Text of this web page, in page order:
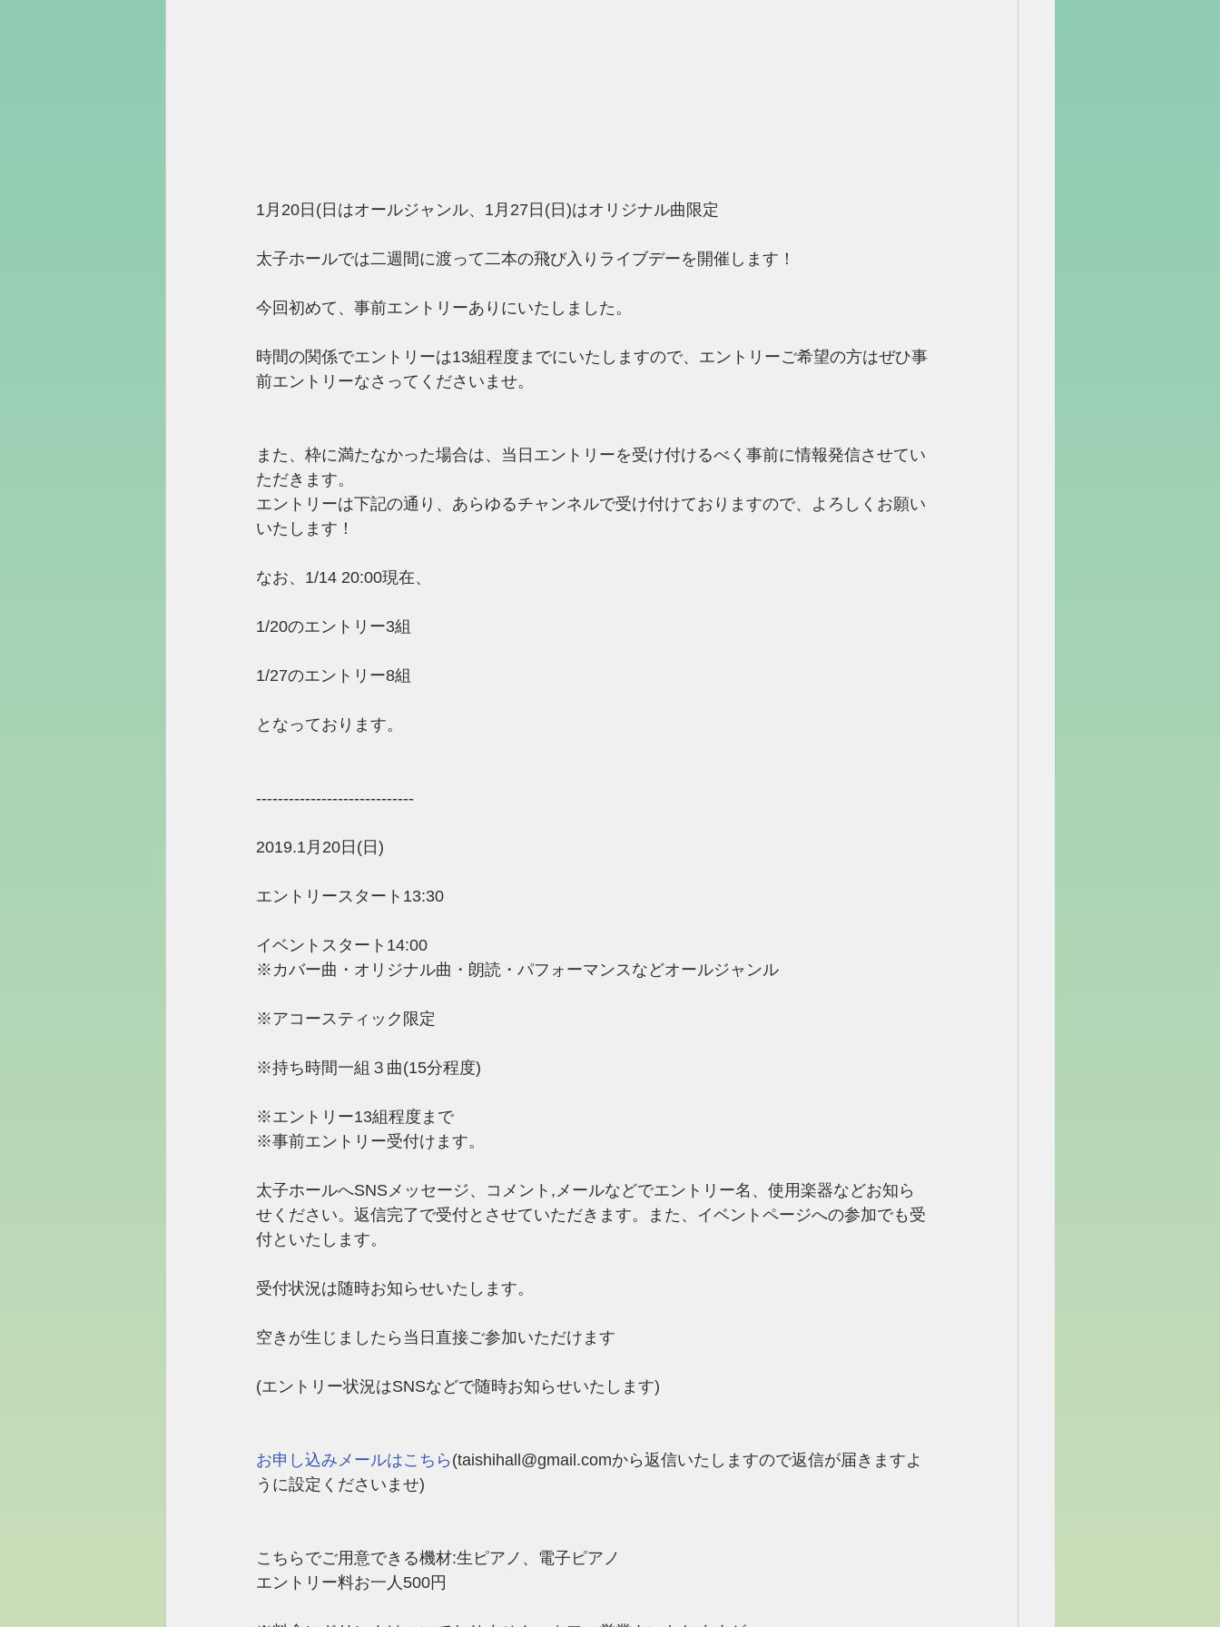
1月20日(日はオールジャンル、1月27日(日)はオリジナル曲限定
太子ホールでは二週間に渡って二本の飛び入りライブデーを開催します！
今回初めて、事前エントリーありにいたしました。
時間の関係でエントリーは13組程度までにいたしますので、エントリーご希望の方はぜひ事
前エントリーなさってくださいませ。
また、枠に満たなかった場合は、当日エントリーを受け付けるべく事前に情報発信させてい
ただきます。
エントリーは下記の通り、あらゆるチャンネルで受け付けておりますので、よろしくお願い
いたします！
なお、1/14 20:00現在、
1/20のエントリー3組
1/27のエントリー8組
となっております。
-----------------------------
2019.1月20日(日)
エントリースタート13:30
イベントスタート14:00
※カバー曲・オリジナル曲・朗読・パフォーマンスなどオールジャンル
※アコースティック限定
※持ち時間一組３曲(15分程度)
※エントリー13組程度まで
※事前エントリー受付けます。
太子ホールへSNSメッセージ、コメント,メールなどでエントリー名、使用楽器などお知ら
せください。返信完了で受付とさせていただきます。また、イベントページへの参加でも受
付といたします。
受付状況は随時お知らせいたします。
空きが生じましたら当日直接ご参加いただけます
(エントリー状況はSNSなどで随時お知らせいたします)
お申し込みメールはこちら (taishihall@gmail.comから返信いたしますので返信が届きますよ
うに設定くださいませ)
​こちらでご用意できる機材:生ピアノ、電子ピアノ​
エントリー料お一人500円